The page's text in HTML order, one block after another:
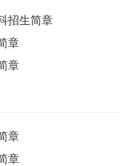
招生简章
章
章
章
章